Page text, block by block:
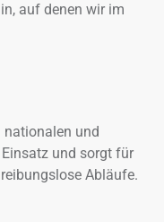
auf denen wir im
nationalen und
und sorgt für
Abläufe.